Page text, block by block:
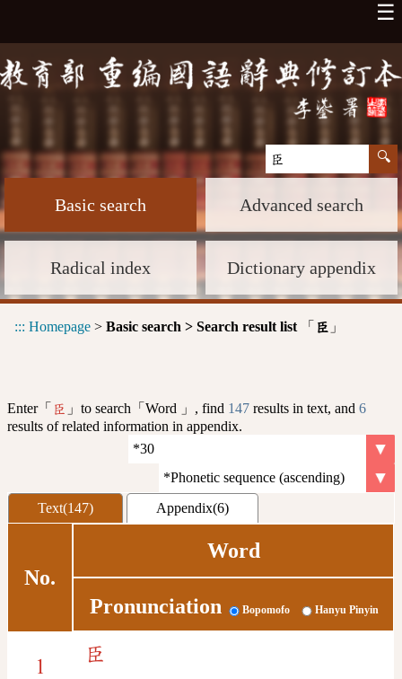
☰
Basic search Advanced search
Radical index Dictionary appendix
::: Homepage > Basic search > Search result list 「 臣 」
Enter「 臣 」to search「Word 」, find 147 results in text, and 6
results of related information in appendix.
Text(147) Appendix(6)
No.
Word
Pronunciation Bopomofo Hanyu Pinyin
1
臣